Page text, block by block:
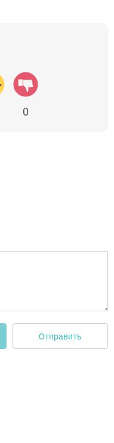
0
Отправить